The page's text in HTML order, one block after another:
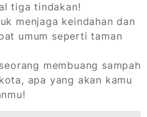
tiga tindakan!
menjaga keindahan dan
umum seperti taman
membuang sampah
apa yang akan kamu